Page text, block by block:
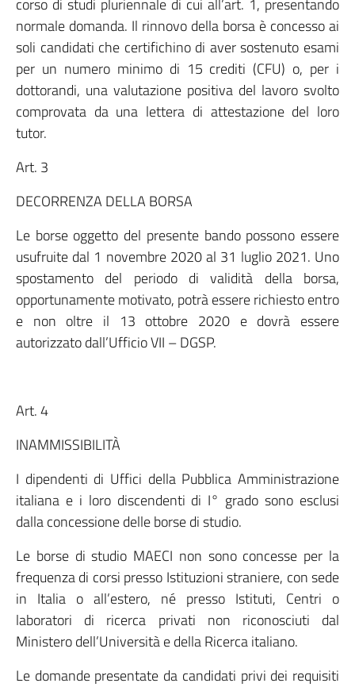
corso di studi pluriennale di cui all’art. 1, presentando
normale domanda. Il rinnovo della borsa è concesso ai
soli candidati che certifichino di aver sostenuto esami
per un numero minimo di 15 crediti (CFU) o, per i
dottorandi, una valutazione positiva del lavoro svolto
comprovata da una lettera di attestazione del loro
tutor.
Art. 3
DECORRENZA DELLA BORSA
Le borse oggetto del presente bando possono essere
usufruite dal 1 novembre 2020 al 31 luglio 2021. Uno
spostamento del periodo di validità della borsa,
opportunamente motivato, potrà essere richiesto entro
e non oltre il 13 ottobre 2020 e dovrà essere
autorizzato dall’Ufficio VII – DGSP.
Art. 4
INAMMISSIBILITÀ
I dipendenti di Uffici della Pubblica Amministrazione
italiana e i loro discendenti di I° grado sono esclusi
dalla concessione delle borse di studio.
Le borse di studio MAECI non sono concesse per la
frequenza di corsi presso Istituzioni straniere, con sede
in Italia o all’estero, né presso Istituti, Centri o
laboratori di ricerca privati non riconosciuti dal
Ministero dell’Università e della Ricerca italiano.
Le domande presentate da candidati privi dei requisiti